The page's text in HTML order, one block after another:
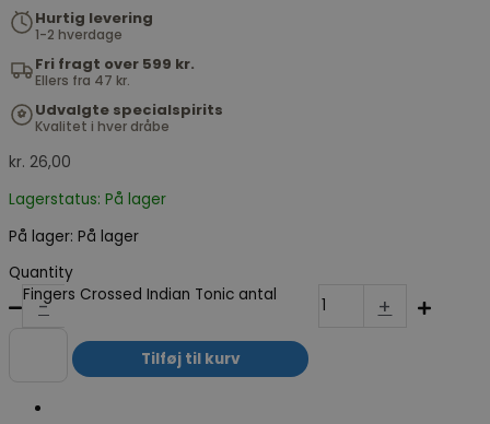
Hurtig levering
1-2 hverdage
Fri fragt over 599 kr.
Ellers fra 47 kr.
Udvalgte specialspirits
Kvalitet i hver dråbe
kr. 26,00
Lagerstatus: På lager
På lager: På lager
Quantity
-
Fingers Crossed Indian Tonic antal +
Tilføj til kurv